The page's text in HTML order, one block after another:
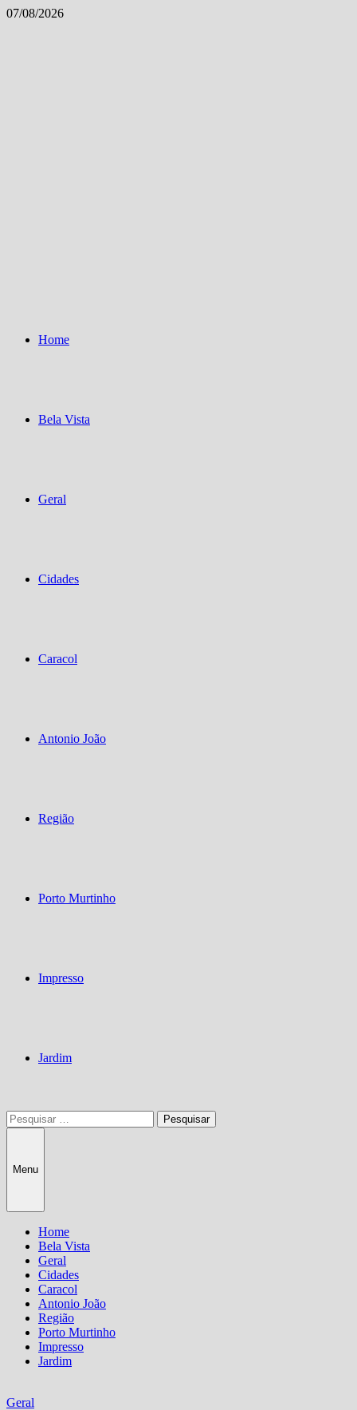
Skip
07/08/2026
Home
Bela Vista
Geral
Cidades
Caracol
Antonio João
Região
Porto Murtinho
Impresso
Jardim
Pesquisar
por:
Menu
Home
Bela Vista
Geral
Cidades
Caracol
Antonio João
Região
Porto Murtinho
Impresso
Jardim
Geral